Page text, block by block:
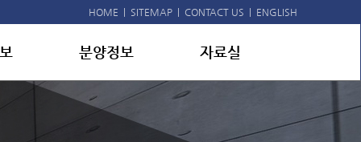
HOME SITEMAP| CONTACT US ENGLISH
분양정보
분양진행
분양예정
자료실
홍보자료